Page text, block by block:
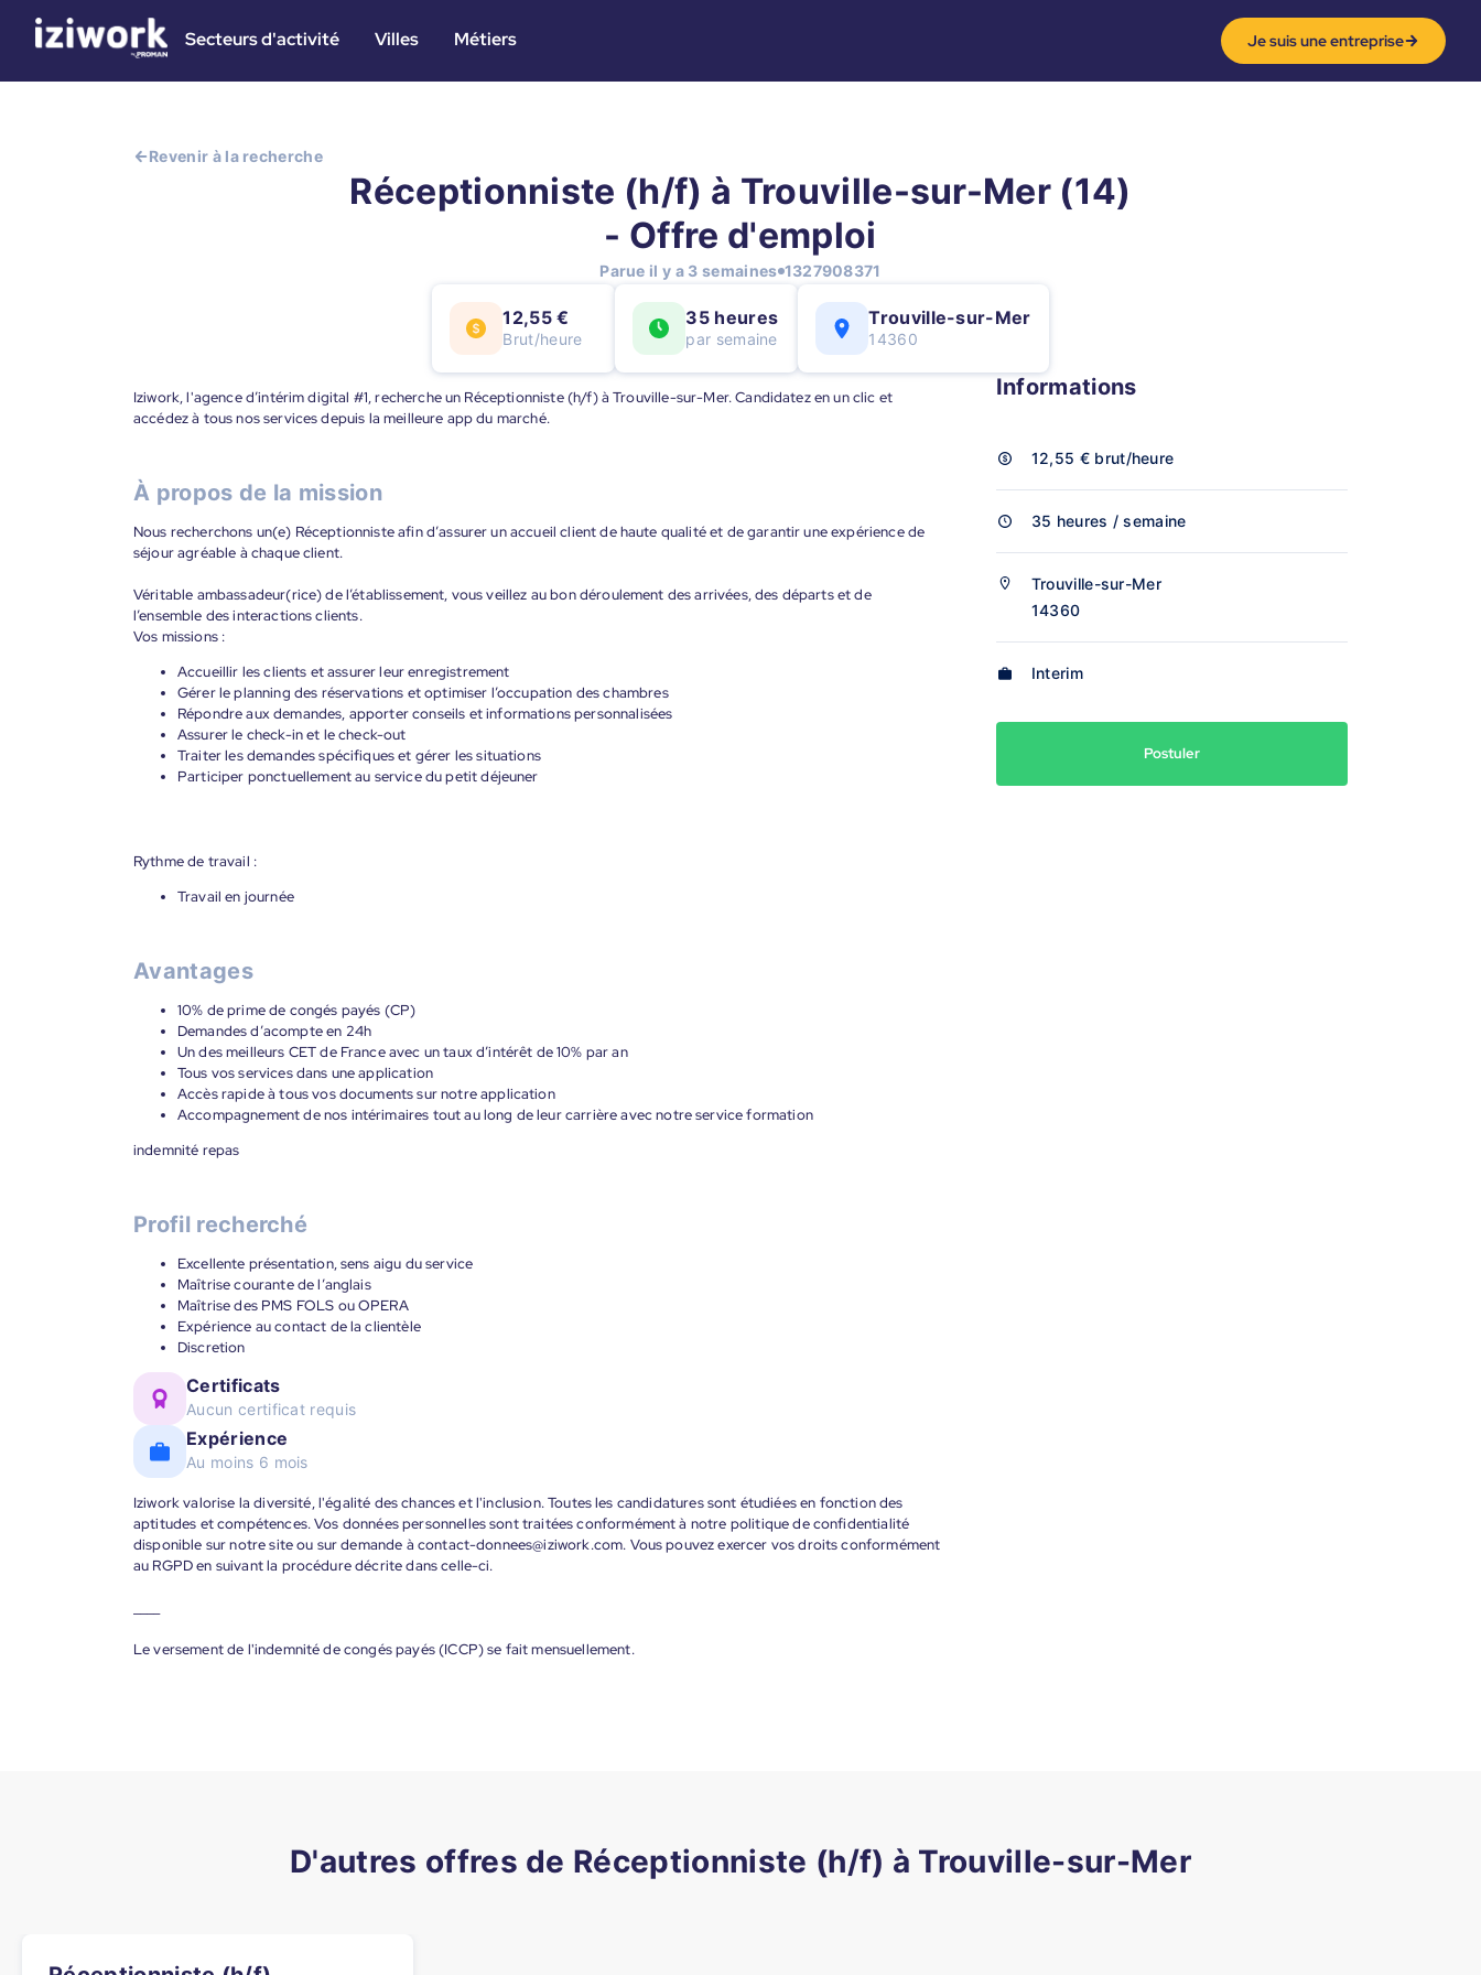
Secteurs d'activité Villes Métiers Je suis une entreprise
Revenir à la recherche
Réceptionniste (h/f) à Trouville-sur-Mer (14)
- Offre d'emploi
Parue il y a 3 semaines 1327908371
12,55 €
Brut/heure
35 heures
par semaine
Trouville-sur-Mer
14360
Iziwork, l'agence d’intérim digital #1, recherche un Réceptionniste (h/f) à Trouville-sur-Mer. Candidatez en un clic et
accédez à tous nos services depuis la meilleure app du marché.
À propos de la mission
Nous recherchons un(e) Réceptionniste afin d’assurer un accueil client de haute qualité et de garantir une expérience de
séjour agréable à chaque client.
Véritable ambassadeur(rice) de l’établissement, vous veillez au bon déroulement des arrivées, des départs et de
l’ensemble des interactions clients.
Vos missions :
Accueillir les clients et assurer leur enregistrement
Gérer le planning des réservations et optimiser l’occupation des chambres
Répondre aux demandes, apporter conseils et informations personnalisées
Assurer le check-in et le check-out
Traiter les demandes spécifiques et gérer les situations
Participer ponctuellement au service du petit déjeuner
Rythme de travail :
Travail en journée
Avantages
10% de prime de congés payés (CP)
Demandes d’acompte en 24h
Un des meilleurs CET de France avec un taux d’intérêt de 10% par an
Tous vos services dans une application
Accès rapide à tous vos documents sur notre application
Accompagnement de nos intérimaires tout au long de leur carrière avec notre service formation
indemnité repas
Profil recherché
Excellente présentation, sens aigu du service
Maîtrise courante de l’anglais
Maîtrise des PMS FOLS ou OPERA
Expérience au contact de la clientèle
Discretion
Certificats
Aucun certificat requis
Expérience
Au moins 6 mois
Iziwork valorise la diversité, l'égalité des chances et l'inclusion. Toutes les candidatures sont étudiées en fonction des
aptitudes et compétences. Vos données personnelles sont traitées conformément à notre politique de confidentialité
disponible sur notre site ou sur demande à contact-donnees@iziwork.com. Vous pouvez exercer vos droits conformément
au RGPD en suivant la procédure décrite dans celle-ci.
Le versement de l'indemnité de congés payés (ICCP) se fait mensuellement.
Informations
12,55 € brut/heure
35 heures / semaine
Trouville-sur-Mer
14360
Interim
Postuler
D'autres offres de Réceptionniste (h/f) à Trouville-sur-Mer